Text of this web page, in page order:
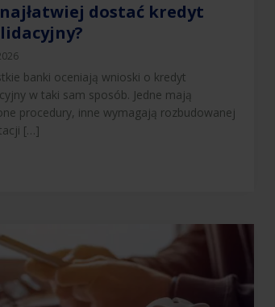
dostać kredyt
banki oceniają wnioski o kredyt
w taki sam sposób. Jedne mają
procedury, inne wymagają rozbudowanej
[…]